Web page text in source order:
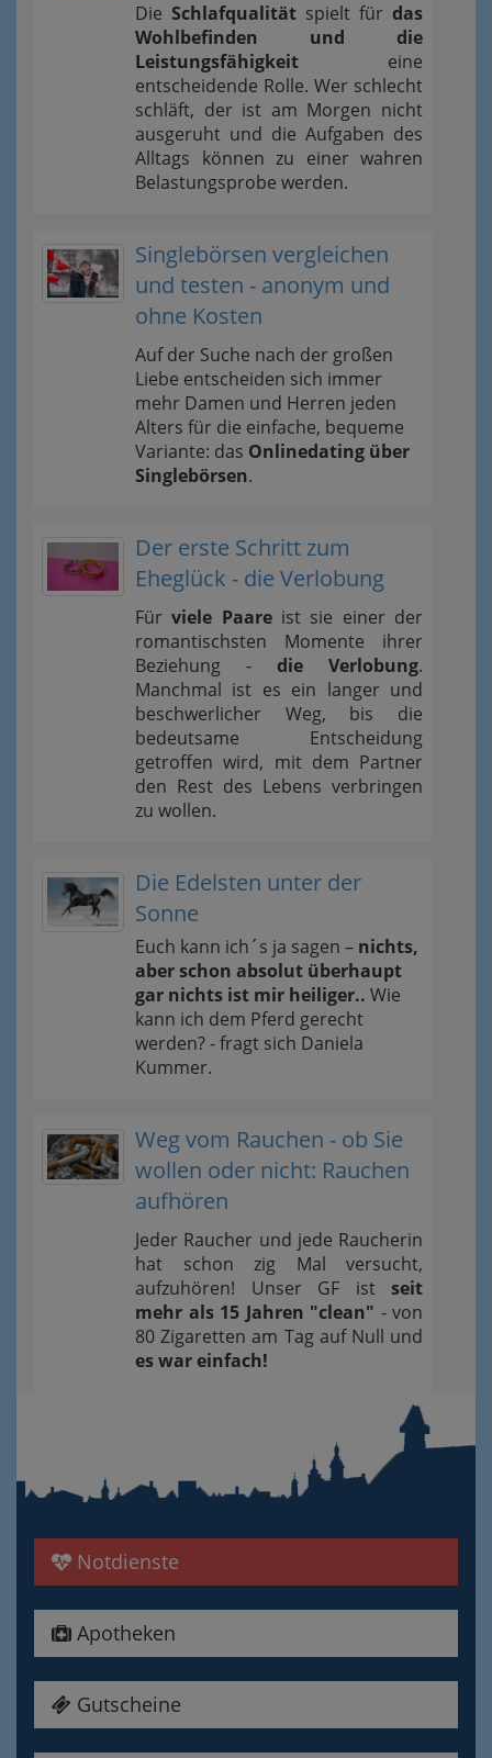
Die Schlafqualität spielt für das
Wohlbefinden und die
Leistungsfähigkeit eine
entscheidende Rolle. Wer schlecht
schläft, der ist am Morgen nicht
ausgeruht und die Aufgaben des
Alltags können zu einer wahren
Belastungsprobe werden.
Singlebörsen vergleichen
und testen - anonym und
ohne Kosten
Auf der Suche nach der großen
Liebe entscheiden sich immer
mehr Damen und Herren jeden
Alters für die einfache, bequeme
Variante: das Onlinedating über
Singlebörsen.
Der erste Schritt zum
Eheglück - die Verlobung
Fürviele Paareist sie einer der
romantischsten Momente ihrer
Beziehung - die Verlobung.
Manchmal ist es ein langer und
beschwerlicher Weg, bis die
bedeutsame Entscheidung
getroffen wird, mit dem Partner
den Rest des Lebens verbringen
zu wollen.
Die Edelsten unter der
Sonne
Euch kann ich´s ja sagen – nichts,
aber schon absolut überhaupt
gar nichts ist mir heiliger.. Wie
kann ich dem Pferd gerecht
werden? - fragt sich Daniela
Kummer.
Weg vom Rauchen - ob Sie
wollen oder nicht: Rauchen
aufhören
Jeder Raucher und jede Raucherin
hat schon zig Mal versucht,
aufzuhören! Unser GF ist seit
mehr als 15 Jahren "clean" - von
80 Zigaretten am Tag auf Null und
es war einfach!
Notdienste
Apotheken
Gutscheine